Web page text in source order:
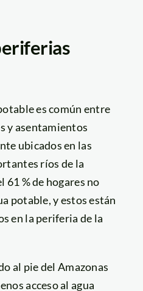
es común entre
y asentamientos
ubicados en las
ríos de la
61 % de hogares no
potable, y estos están
en la periferia de la
al pie del Amazonas
acceso al agua